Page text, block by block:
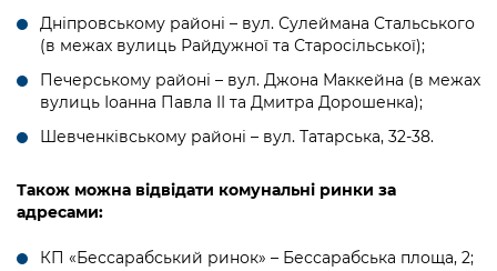
Дніпровському районі – вул. Сулеймана Стальського
(в межах вулиць Райдужної та Старосільської);
Печерському районі – вул. Джона Маккейна (в межах
вулиць Іоанна Павла II та Дмитра Дорошенка);
Шевченківському районі – вул. Татарська, 32-38.
Також можна відвідати комунальні ринки за
адресами:
КП «Бессарабський ринок» – Бессарабська площа, 2;